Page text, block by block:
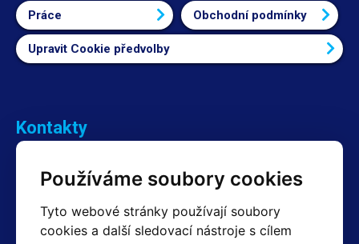
Používáme soubory cookies
Tyto webové stránky používají soubory
cookies a další sledovací nástroje s cílem
Práce Obchodní podmínky
Upravit Cookie předvolby
Kontakty
+420 603 357 606 +420 605 234 204
Fakturační a expediční oddělení